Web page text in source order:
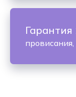
Гарантия